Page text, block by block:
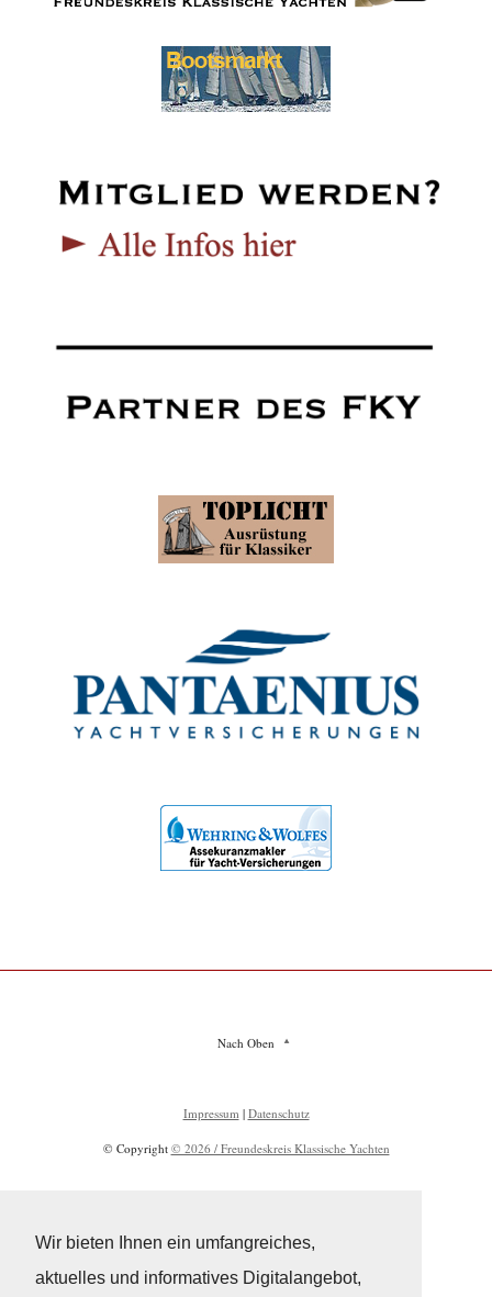
Wir bieten Ihnen ein umfangreiches,
aktuelles und informatives Digitalangebot,
Nach Oben
Impressum | Datenschutz
© Copyright © 2026 / Freundeskreis Klassische Yachten